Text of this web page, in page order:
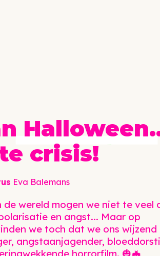
Halloween
crisis!
Eva Balemans
wereld mogen we niet te veel
en angst... Maar op
we toch dat we ons wijzend
angstaanjagender,
horrorfilm. 🎃🦇